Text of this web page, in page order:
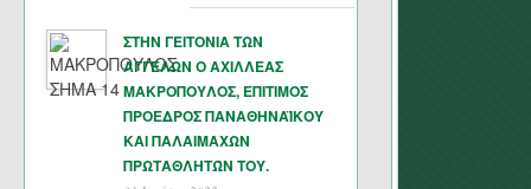
ΣΤΗΝ ΓΕΙΤΟΝΙΑ ΤΩΝ
ΑΓΓΕΛΩΝ Ο ΑΧΙΛΛΕΑΣ
ΜΑΚΡΟΠΟΥΛΟΣ, ΕΠΙΤΙΜΟΣ
ΠΡΟΕΔΡΟΣ ΠΑΝΑΘΗΝΑΪΚΟΥ
ΚΑΙ ΠΑΛΑΙΜΑΧΩΝ
ΠΡΩΤΑΘΛΗΤΏΝ ΤΟΥ.